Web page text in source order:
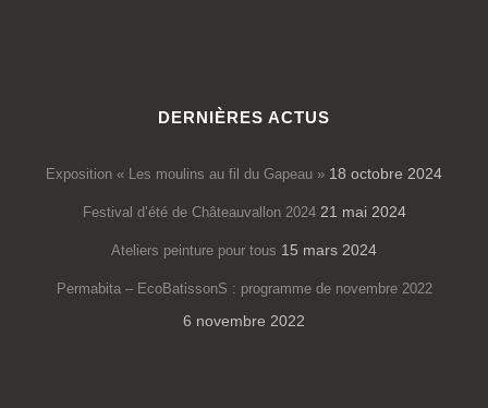
DERNIÈRES ACTUS
Exposition « Les moulins au fil du Gapeau » 18 octobre 2024
Festival d’été de Châteauvallon 2024 21 mai 2024
Ateliers peinture pour tous 15 mars 2024
Permabita – EcoBatissonS : programme de novembre 2022
6 novembre 2022